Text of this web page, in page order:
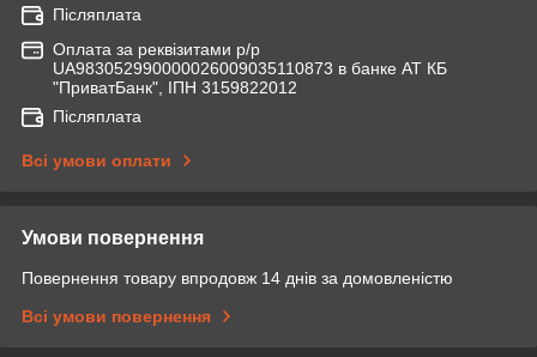
Післяплата
Оплата за реквізитами р/р
UA983052990000026009035110873 в банке АТ КБ
"ПриватБанк", ІПН 3159822012
Післяплата
Всі умови оплати
Умови повернення
Повернення товару впродовж 14 днів за домовленістю
Всі умови повернення